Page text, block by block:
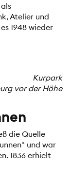
Atelier und
1948 wieder
Kurpark
vor der Höhe
die Quelle
und war
1836 erhielt